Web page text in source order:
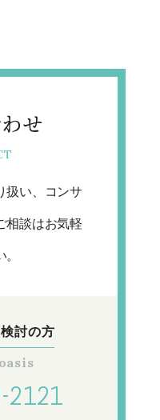
せ
扱い、コンサ
相談はお気軽
検討の方
2121